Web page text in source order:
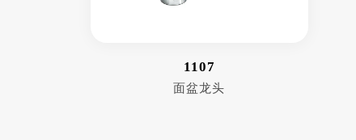
1107
面盆龙头